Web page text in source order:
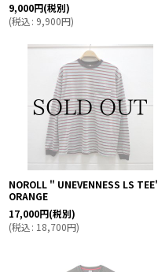
9,000円(税別)
(税込: 9,900円)
NOROLL " UNEVENNESS LS
ORANGE
17,000円(税別)
(税込: 18,700円)